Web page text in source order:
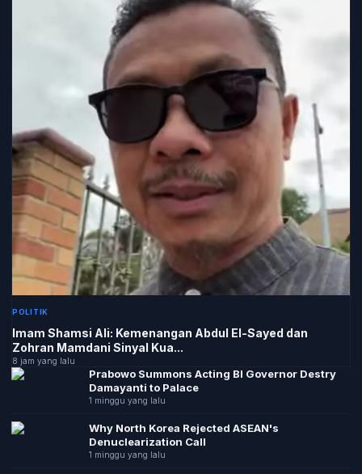
POLITIK
Imam Shamsi Ali: Kemenangan Abdul El-Sayed dan
Zohran Mamdani Sinyal Kua...
8 jam yang lalu
Prabowo Summons Acting BI Governor Destry
Damayanti to Palace
1 minggu yang lalu
Why North Korea Rejected ASEAN's
Denuclearization Call
1 minggu yang lalu